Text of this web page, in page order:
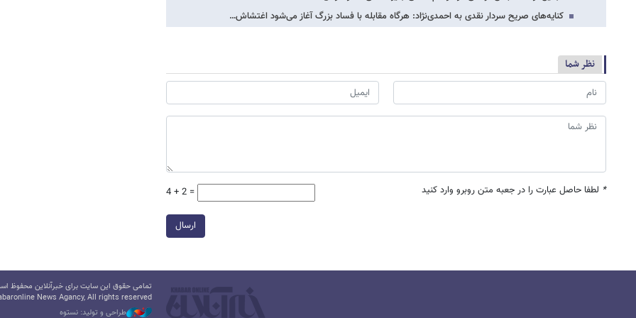
کنایه‌های صریح سردار نقدی به احمدی‌نژاد: هرگاه مقابله با فساد بزرگ آغاز می‌شود اغتشاش…
نظر شما
* لطفا حاصل عبارت را در جعبه متن روبرو وارد کنید 4 + 2 =
ارسال
تمامی حقوق این سایت برای خبرآنلاین محفوظ
News Agancy, All rights reserved
طراحی و تولید: نستوه